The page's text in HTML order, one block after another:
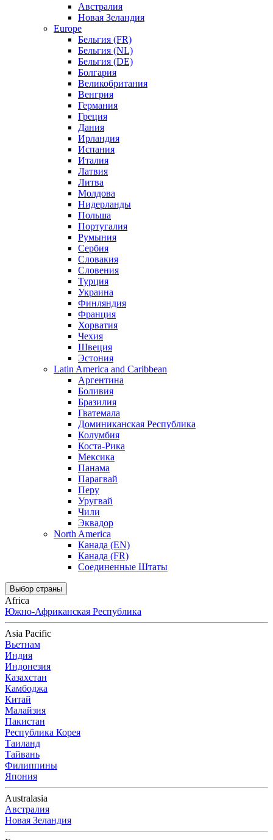
Австралия
Новая Зеландия
Europe
Бельгия (FR)
Бельгия (NL)
Бельгия (DE)
Болгария
Великобритания
Венгрия
Германия
Греция
Дания
Ирландия
Испания
Италия
Латвия
Литва
Молдова
Нидерланды
Польша
Португалия
Румыния
Сербия
Словакия
Словения
Турция
Украина
Финляндия
Франция
Хорватия
Чехия
Швеция
Эстония
Latin America and Caribbean
Аргентина
Боливия
Бразилия
Гватемала
Доминиканская Республика
Колумбия
Коста-Рика
Мексика
Панама
Парагвай
Перу
Уругвай
Чили
Эквадор
North America
Канада (EN)
Канада (FR)
Соединенные Штаты
Выбор страны
Africa
Южно-Африканская Республика
Asia Pacific
Вьетнам
Индия
Индонезия
Казахстан
Камбоджа
Китай
Малайзия
Пакистан
Республика Корея
Таиланд
Тайвань
Филиппины
Япония
Australasia
Австралия
Новая Зеландия